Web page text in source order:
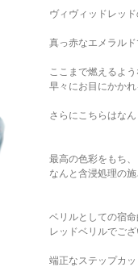
ヴィヴィッドレッ
真っ赤なエメラルド
ここまで燃えるよ
早々にお目にかかれ
さらにこちらはな
最高の色彩をもち
なんと含浸処理の
ベリルとしての宿
レッドベリルでござ
端正なステップカッ